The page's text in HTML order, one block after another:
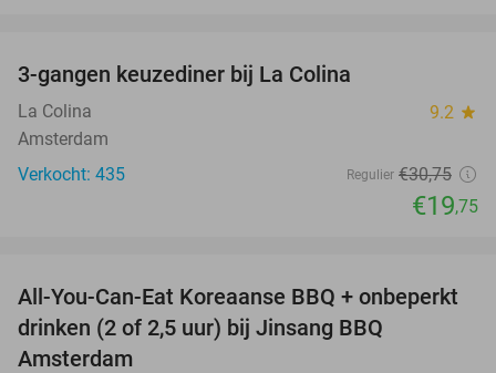
3-gangen keuzediner bij La Colina
La Colina 9.2 star
Amsterdam
Verkocht: 435
Regulier €30,75
€19,75
21%
All-You-Can-Eat Koreaanse BBQ + onbeperkt
drinken (2 of 2,5 uur) bij Jinsang BBQ
Amsterdam